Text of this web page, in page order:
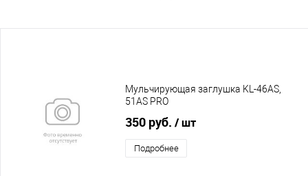
Мульчирующая заглушка KL-46AS,
51AS PRO
350 руб. / шт
Подробнее